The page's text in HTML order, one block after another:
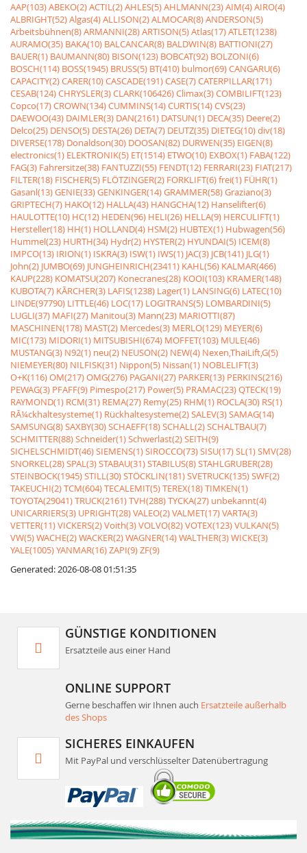
AAP(103)ABEKO(2)ACTIL(2)AHLES(5)AHLMANN(23)AIM(4)AIRO(4)
ALBRIGHT(52)Algas(4)ALLISON(2)ALMOCAR(8)ANDERSON(5)
Arbeitsbühnen(8)ARMANNI(28)ARTISON(5)Atlas(17)ATLET(1238)
AURAMO(35) BAKA(10) BALCANCAR(8) BALDWIN(8) BATTIONI(27)
BAUER(1) BAUMANN(80) BISON(123) BOBCAT(92) BOLZONI(6)
BOSCH(114) BOSS(1945) BRUSS(5) BT(410) bulmor(69)CANGARU(6)
CAPACITY(2)CARER(10)CASCADE(191)CASE(7)CATERPILLAR(171)
CESAB(124)CHRYSLER(3)CLARK(106426)Climax(3)COMBILIFT(123)
Copco(17)CROWN(134)CUMMINS(14)CURTIS(14)CVS(23)
DAEWOO(43) DAIMLER(3) DAN(2161) DATSUN(1) DECA(35) Deere(2)
Delco(25) DENSO(5) DESTA(26) DETA(7) DEUTZ(35) DIETEG(10)div(18)
DIVERSE(178) Donaldson(30) DOOSAN(82) DURWEN(35) EIGEN(8)
electronics(1) ELEKTRONIK(5) ET(1514) ETWO(10) EXBOX(1) FABA(122)
FAG(3) Fahrersitze(38) FANTUZZI(55) FENDT(12) FERRARI(23) FIAT(217)
FILTER(18) FISCHER(5) FLÖTZINGER(2) FORKLIFT(6)frei(1) FÜHR(1)
Gasanl(13)GENIE(33)GENKINGER(14)GRAMMER(58)Graziano(3)
GRIPTECH(7) HAKO(12) HALLA(43) HANGCHA(12) Hanselifter(6)
HAULOTTE(10) HC(12) HEDEN(96) HELI(26) HELLA(9) HERCULIFT(1)
Hersteller(18) HH(1) HOLLAND(4) HSM(2) HUBTEX(1) Hubwagen(56)
Hummel(23) HURTH(34) Hydr(2) HYSTER(2) HYUNDAI(5) ICEM(8)
IMPCO(13) IRION(1) ISKRA(3) ISW(1) IWS(1) JAC(3) JCB(141) JLG(1)
John(2) JUMBO(69) JUNGHEINRICH(23411) KAHL(56) KALMAR(466)
KAUP(228) KOMATSU(207) Konecranes(28) KOOI(103) KRAMER(148)
KUBOTA(7) KÃRCHER(3) LAFIS(1238) Lager(1) LANSING(6) LATEC(10)
LINDE(97790) LITTLE(46) LOC(17) LOGITRANS(5) LOMBARDINI(5)
LUGLI(37) MAFI(27) Manitou(3) Mann(23) MARIOTTI(87)
MASCHINEN(178) MAST(2) Mercedes(3) MERLO(129) MEYER(6)
MIC(173) MIDORI(1) MITSUBISHI(674) MOFFET(103) MULE(46)
MUSTANG(3) N92(1) neu(2) NEUSON(2) NEW(4) Nexen,ThaiLift,G(5)
NIEMEYER(80) NILFISK(31) Nippon(5) Nissan(1) NOBLELIFT(3)
O+K(116)OM(217)OMG(276) PAGANI(27) PARKER(13) PERKINS(216)
PEWAG(3) PFAFF(9) Pimespo(217) Power(5) PRAMAC(23)QTECK(19)
RAYMOND(1) RCM(31) REMA(27) Remy(25) RHM(1) ROCLA(30) RS(1)
RÃ¼ckhaltesysteme(1) Rückhaltesysteme(2)SALEV(3)SAMAG(14)
SAMSUNG(8)SAXBY(30)SCHAEFF(18)SCHALL(2)SCHALTBAU(7)
SCHMITTER(88)Schneider(1)Schwerlast(2)SEITH(9)
SICHELSCHMIDT(46)SIEMENS(1)SIROCCO(73)SISU(17)SL(1)SMV(28)
SNORKEL(28)SPAL(3)STABAU(31)STABILUS(8)STAHLGRUBER(28)
STEINBOCK(1945)STILL(30)STÖCKLIN(181)SVETRUCK(135)SWF(2)
TAKEUCHI(2)TCM(604)TECALEMIT(5)TEREX(18)TIMKEN(1)
TOYOTA(29041)TRUCK(2161)TVH(288)TYCKA(27) unbekannt(4)
UNICARRIERS(3) UPRIGHT(28)VALEO(2)VALMET(17)VARTA(3)
VETTER(11)VICKERS(2)Voith(3)VOLVO(82)VOTEX(123)VULKAN(5)
VW(5)WACHE(2)WACKER(2)WAGNER(14)WALTHER(3)WICKE(3)
YALE(1005)YANMAR(16)ZAPI(9)ZF(9)
Generated: 2026-08-08 01:51:35
GÜNSTIGE KONDITIONEN
Ersatzteile aus einer Hand
ONLINE SUPPORT
Gerne beschaffen wir Ihnen auch Ersatzteile außerhalb
des Shops
SICHERES EINKAUFEN
Mit PayPal und verschlüsselter Datenübertragung